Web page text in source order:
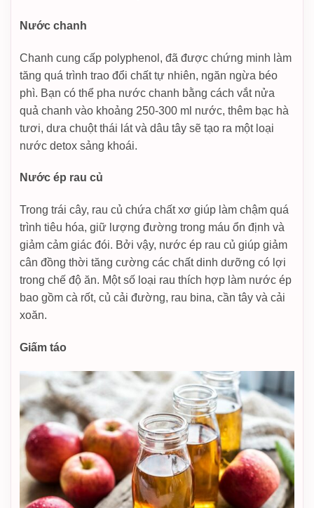
Nước chanh
Chanh cung cấp polyphenol, đã được chứng minh làm
tăng quá trình trao đổi chất tự nhiên, ngăn ngừa béo
phì. Bạn có thể pha nước chanh bằng cách vắt nửa
quả chanh vào khoảng 250-300 ml nước, thêm bạc hà
tươi, dưa chuột thái lát và dâu tây sẽ tạo ra một loại
nước detox sảng khoái.
Nước ép rau củ
Trong trái cây, rau củ chứa chất xơ giúp làm chậm quá
trình tiêu hóa, giữ lượng đường trong máu ổn định và
giảm cảm giác đói. Bởi vậy, nước ép rau củ giúp giảm
cân đồng thời tăng cường các chất dinh dưỡng có lợi
trong chế độ ăn. Một số loại rau thích hợp làm nước ép
bao gồm cà rốt, củ cải đường, rau bina, cần tây và cải
xoăn.
Giấm táo